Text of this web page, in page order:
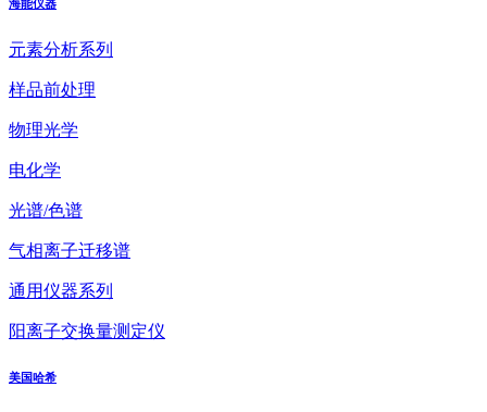
海能仪器
元素分析系列
样品前处理
物理光学
电化学
光谱/色谱
气相离子迁移谱
通用仪器系列
阳离子交换量测定仪
美国哈希